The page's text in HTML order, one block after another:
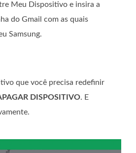
Meu Dispositivo e insira a
do Gmail com as quais
Samsung.
que você precisa redefinir
DISPOSITIVO. E